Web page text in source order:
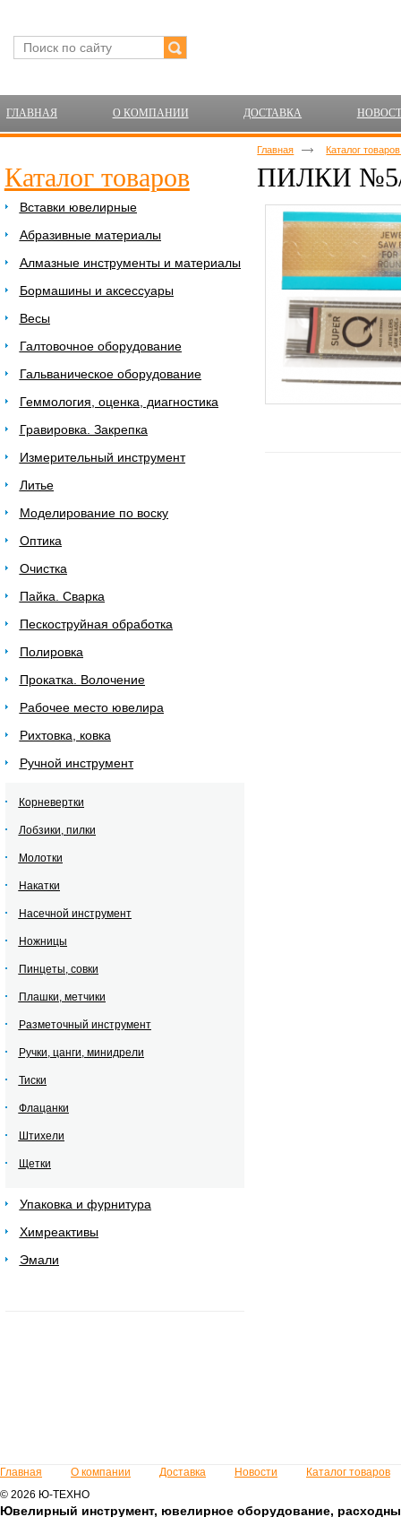
ГЛАВНАЯ О КОМПАНИИ ДОСТАВКА
Каталог товаров
Вставки ювелирные
Абразивные материалы
Алмазные инструменты и материалы
Бормашины и аксессуары
Весы
Галтовочное оборудование
Гальваническое оборудование
Геммология, оценка, диагностика
Гравировка. Закрепка
Измерительный инструмент
Литье
Моделирование по воску
Оптика
Очистка
Пайка. Сварка
Пескоструйная обработка
Полировка
Прокатка. Волочение
Рабочее место ювелира
Рихтовка, ковка
Ручной инструмент
Корневертки
Лобзики, пилки
Молотки
Накатки
Насечной инструмент
Ножницы
Пинцеты, совки
Плашки, метчики
Разметочный инструмент
Ручки, цанги, минидрели
Тиски
Флацанки
Штихели
Щетки
Упаковка и фурнитура
Химреактивы
Эмали
Главная Каталог
ПИЛКИ
Главная О компании Доставка Новости
Каталог товаров
© 2026 Ю-ТЕХНО
Ювелирный инструмент, ювелирное оборудование,